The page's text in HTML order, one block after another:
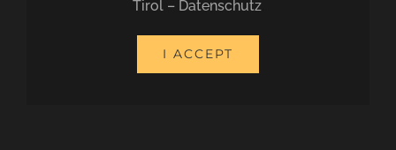
Tirol – Datenschutz.
I ACCEPT